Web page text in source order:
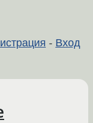
- Вход